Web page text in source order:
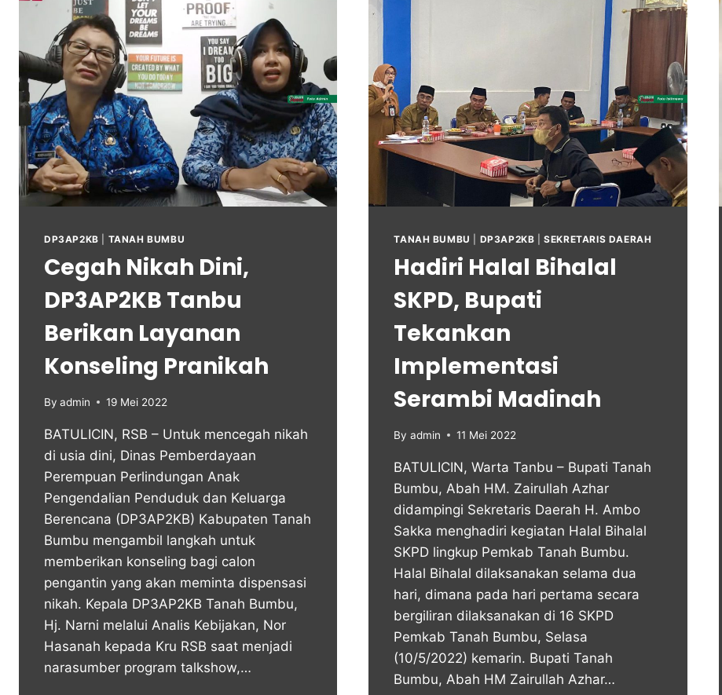
DP3AP2KB TANAH BUMBU
Cegah Nikah Dini,
DP3AP2KB Tanbu
Berikan Layanan
Konseling Pranikah
By admin 19 Mei 2022
BATULICIN, RSB – Untuk mencegah nikah
di usia dini, Dinas Pemberdayaan
Perempuan Perlindungan Anak
Pengendalian Penduduk dan Keluarga
Berencana (DP3AP2KB) Kabupaten Tanah
Bumbu mengambil langkah untuk
memberikan konseling bagi calon
pengantin yang akan meminta dispensasi
nikah. Kepala DP3AP2KB Tanah Bumbu,
Hj. Narni melalui Analis Kebijakan, Nor
Hasanah kepada Kru RSB saat menjadi
narasumber program talkshow,…
TANAH BUMBU DP3AP2KB |SEKRETARIS DAERAH
Hadiri Halal Bihalal
SKPD, Bupati
Tekankan
Implementasi
Serambi Madinah
By admin 11 Mei 2022
BATULICIN, Warta Tanbu – Bupati Tanah
Bumbu, Abah HM. Zairullah Azhar
didampingi Sekretaris Daerah H. Ambo
Sakka menghadiri kegiatan Halal Bihalal
SKPD lingkup Pemkab Tanah Bumbu.
Halal Bihalal dilaksanakan selama dua
hari, dimana pada hari pertama secara
bergiliran dilaksanakan di 16 SKPD
Pemkab Tanah Bumbu, Selasa
(10/5/2022) kemarin. Bupati Tanah
Bumbu, Abah HM Zairullah Azhar…